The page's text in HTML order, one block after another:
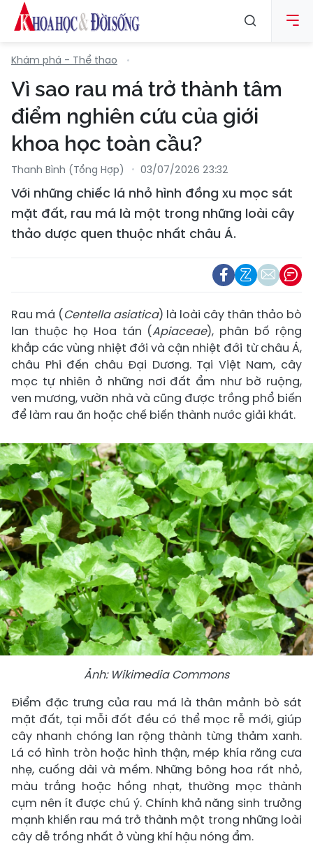
Khám phá - Thể thao
Vì sao rau má trở thành tâm
điểm nghiên cứu của giới
khoa học toàn cầu?
Thanh Bình (tổng Hợp) 03/07/2026 23:32
Với những chiếc lá nhỏ hình đồng xu mọc sát
mặt đất, rau má là một trong những loài cây
thảo dược quen thuộc nhất châu Á.
Rau má (Centella asiatica) là loài cây thân thảo bò
lan thuộc họ Hoa tán (Apiaceae), phân bố rộng
khắp các vùng nhiệt đới và cận nhiệt đới từ châu Á,
châu Phi đến châu Đại Dương. Tại Việt Nam, cây
mọc tự nhiên ở những nơi đất ẩm như bờ ruộng,
ven mương, vườn nhà và cũng được trồng phổ biến
để làm rau ăn hoặc chế biến thành nước giải khát.
Ảnh: Wikimedia Commons
Điểm đặc trưng của rau má là thân mảnh bò sát
mặt đất, tại mỗi đốt đều có thể mọc rễ mới, giúp
cây nhanh chóng lan rộng thành từng thảm xanh.
Lá có hình tròn hoặc hình thận, mép khía răng cưa
nhẹ, cuống dài và mềm. Những bông hoa rất nhỏ,
màu trắng hoặc hồng nhạt, thường mọc thành
cụm nên ít được chú ý. Chính khả năng sinh trưởng
mạnh khiến rau má trở thành một trong những loài
cây dễ trồng nhất ở vùng khí hậu nóng ẩm.